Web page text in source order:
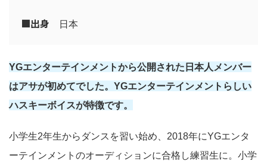
■出身 日本
YGエンターテインメントから公開された日本人メンバー
はアサが初めてでした。YGエンターテインメントらしい
ハスキーボイスが特徴です。
小学生2年生からダンスを習い始め、2018年にYGエンタ
ーテインメントのオーディションに合格し練習生に。小学